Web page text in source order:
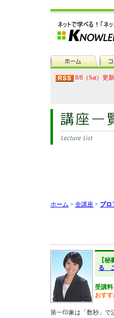
8/8（Sat）更新
ホーム > 全講座 > プロ
【秘
る
受講料
おす
第一印象は「数秒」で